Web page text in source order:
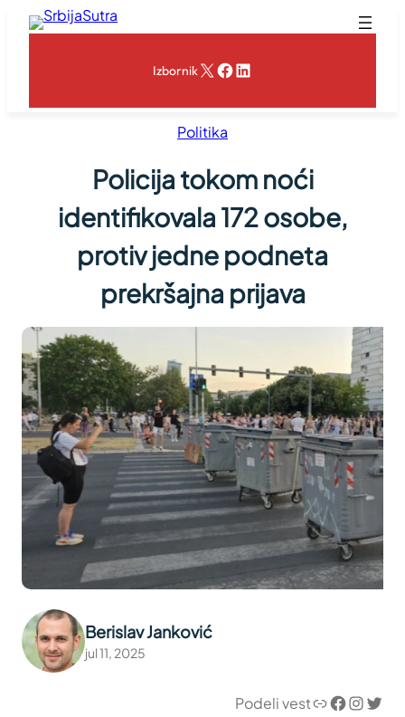
Skoči
IzbornikX Facebook
LinkedIn
Politika
Policija tokom noći
identifikovala 172 osobe,
protiv jedne podneta
prekršajna prijava
Berislav Janković
jul 11, 2025
Podeli vestLink Facebook InstagramTwitter